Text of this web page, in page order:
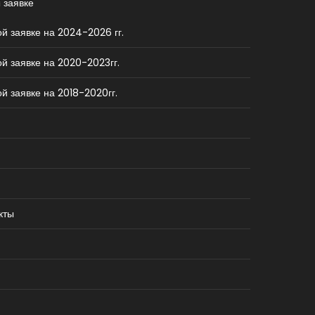
заявке на 2024-2026 гг.
заявке на 2020-2023гг.
заявке на 2018-2020гг.